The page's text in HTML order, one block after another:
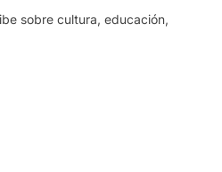
sobre cultura, educación,